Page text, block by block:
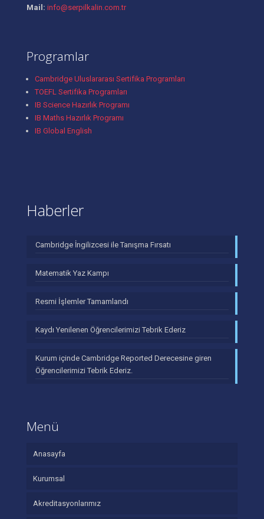
Mail: info@serpilkalin.com.tr
Programlar
Cambridge Uluslararası Sertifika Programları
TOEFL Sertifika Programları
IB Science Hazırlık Programı
IB Maths Hazırlık Programı
IB Global English
Haberler
Cambridge İngilizcesi ile Tanışma Fırsatı
Matematik Yaz Kampı
Resmi İşlemler Tamamlandı
Kaydı Yenilenen Öğrencilerimizi Tebrik Ederiz
Kurum içinde Cambridge Reported Derecesine giren
Öğrencilerimizi Tebrik Ederiz.
Menü
Anasayfa
Kurumsal
Akreditasyonlarımız